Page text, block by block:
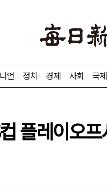
언 정치 경제 사회 국제
플레이오